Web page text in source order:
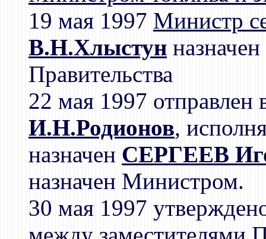
19 мая 1997 Министр
В.Н.Хлыстун
Правительства
22 мая 1997 отправлен
И.Н.Родионов,
назначен СЕРГЕЕВ
назначен Министром.
30 мая 1997